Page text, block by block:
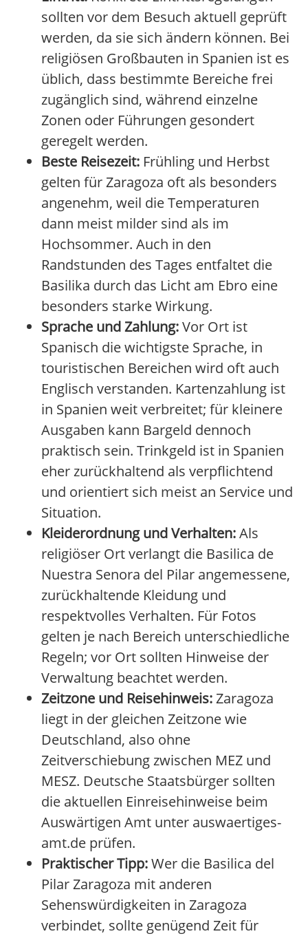
sollten vor dem Besuch aktuell geprüft
werden, da sie sich ändern können. Bei
religiösen Großbauten in Spanien ist es
üblich, dass bestimmte Bereiche frei
zugänglich sind, während einzelne
Zonen oder Führungen gesondert
geregelt werden.
Beste Reisezeit: Frühling und Herbst
gelten für Zaragoza oft als besonders
angenehm, weil die Temperaturen
dann meist milder sind als im
Hochsommer. Auch in den
Randstunden des Tages entfaltet die
Basilika durch das Licht am Ebro eine
besonders starke Wirkung.
Sprache und Zahlung:Vor Ort ist
Spanisch die wichtigste Sprache, in
touristischen Bereichen wird oft auch
Englisch verstanden. Kartenzahlung ist
in Spanien weit verbreitet; für kleinere
Ausgaben kann Bargeld dennoch
praktisch sein. Trinkgeld ist in Spanien
eher zurückhaltend als verpflichtend
und orientiert sich meist an Service und
Situation.
Kleiderordnung und Verhalten:Als
religiöser Ort verlangt die Basilica de
Nuestra Senora del Pilar angemessene,
zurückhaltende Kleidung und
respektvolles Verhalten. Für Fotos
gelten je nach Bereich unterschiedliche
Regeln; vor Ort sollten Hinweise der
Verwaltung beachtet werden.
Zeitzone und Reisehinweis:Zaragoza
liegt in der gleichen Zeitzone wie
Deutschland, also ohne
Zeitverschiebung zwischen MEZ und
MESZ. Deutsche Staatsbürger sollten
die aktuellen Einreisehinweise beim
Auswärtigen Amt unter auswaertiges-
amt.de prüfen.
Praktischer Tipp:Wer die Basilica del
Pilar Zaragoza mit anderen
Sehenswürdigkeiten in Zaragoza
verbindet, sollte genügend Zeit für